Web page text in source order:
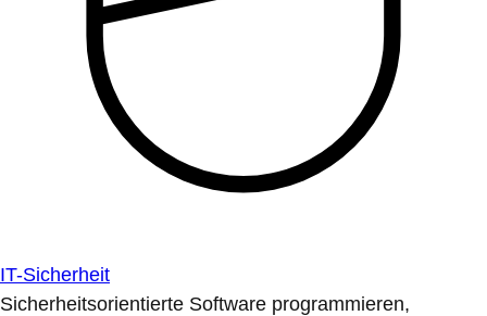
IT-Sicherheit
Sicherheitsorientierte Software programmieren,